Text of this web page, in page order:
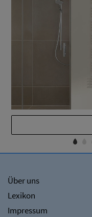
Über uns
Lexikon
Impressum